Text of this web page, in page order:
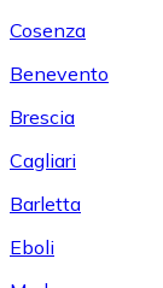
Cosenza
Benevento
Brescia
Cagliari
Barletta
Eboli